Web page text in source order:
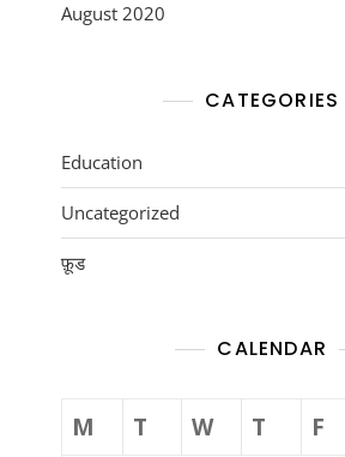
August 2020
CATEGORIES
Education
Uncategorized
फ़ूड
CALENDAR
M T W T F